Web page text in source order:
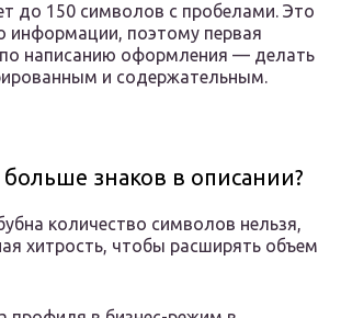
до 150 символов с пробелами. Это
информации, поэтому первая
написанию оформления — делать
и содержательным.
больше знаков в описании?
количество символов нельзя,
хитрость, чтобы расширять объем